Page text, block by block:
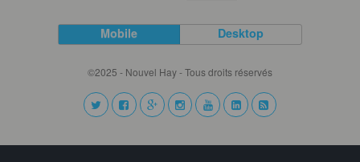
Mobile Desktop
©2025 - Nouvel Hay - Tous droits réservés